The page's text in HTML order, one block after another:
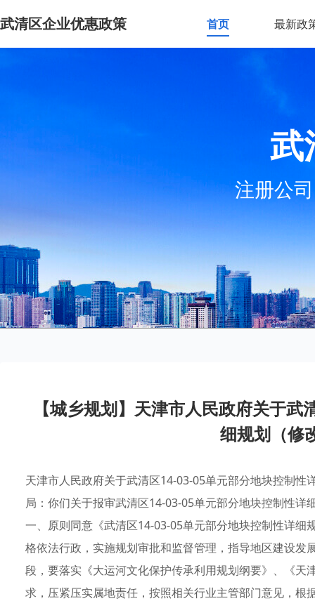
武清区企业优惠政策 首页 最新政
武
注册公
【城乡规划】天津市人民政府关于
细规划（修
天津市人民政府关于武清区14-03-05单元部分地块控制
局：你们关于报审武清区14-03-05单元部分地块控制性
一、原则同意《武清区14-03-05单元部分地块控制性详
格依法行政，实施规划审批和监督管理，指导地区建设
段，要落实《大运河文化保护传承利用规划纲要》、《
求，压紧压实属地责任，按照相关行业主管部门意见，